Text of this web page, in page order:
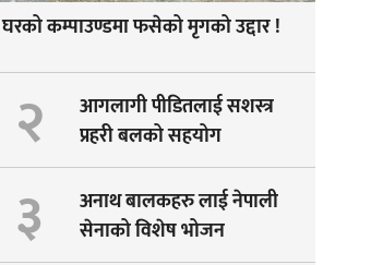
घरको कम्पाउण्डमा फसेको मृगको उद्दार !
२
आगलागी पीडितलाई सशस्त्र
प्रहरी बलको सहयोग
३
अनाथ बालकहरु लाई नेपाली
सेनाको विशेष भोजन